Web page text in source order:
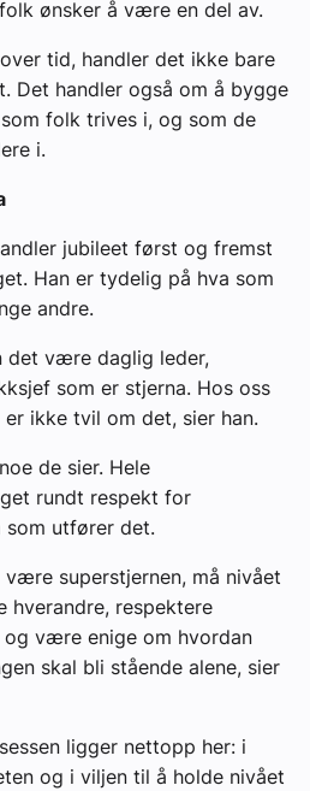
ønsker å være en del av.
tid, handler det ikke bare
Det handler også om å bygge
folk trives i, og som de
i.
jubileet først og fremst
Han er tydelig på hva som
andre.
det være daglig leder,
som er stjerna. Hos oss
ikke tvil om det, sier han.
de sier. Hele
rundt respekt for
som utfører det.
superstjernen, må nivået
hverandre, respektere
være enige om hvordan
skal bli stående alene, sier
ligger nettopp her: i
og i viljen til å holde nivået